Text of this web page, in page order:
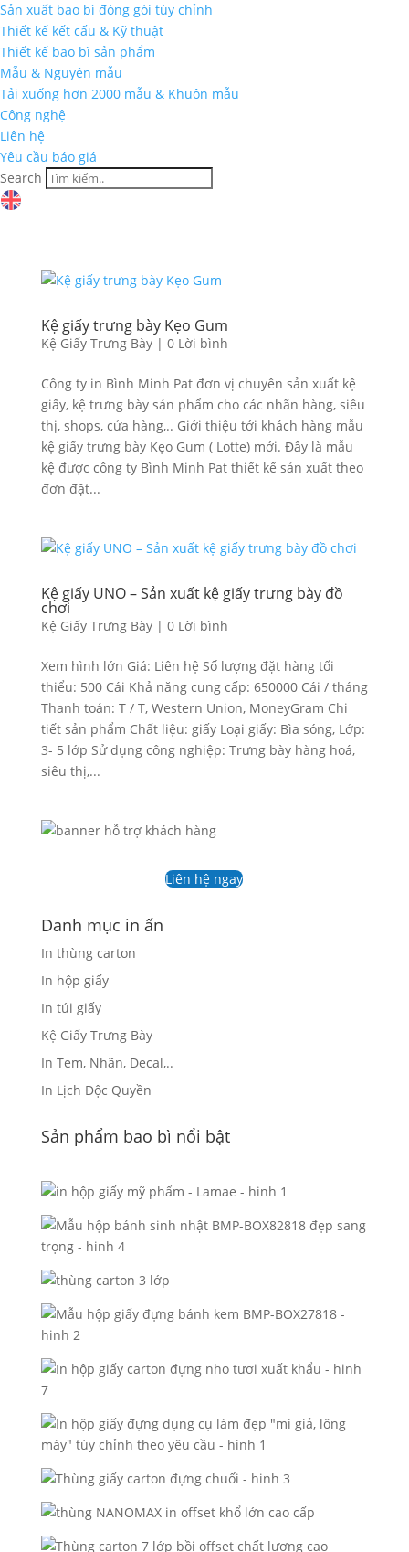
Sản xuất bao bì đóng gói tùy chỉnh
Thiết kế kết cấu & Kỹ thuật
Thiết kế bao bì sản phẩm
Mẫu & Nguyên mẫu
Tải xuống hơn 2000 mẫu & Khuôn mẫu
Công nghệ
Liên hệ
Yêu cầu báo giá
Search
Kệ giấy trưng bày Kẹo Gum
Kệ Giấy Trưng Bày| 0 Lời bình
Công ty in Bình Minh Pat đơn vị chuyên sản xuất kệ
giấy, kệ trưng bày sản phẩm cho các nhãn hàng, siêu
thị, shops, cửa hàng,.. Giới thiệu tới khách hàng mẫu
kệ giấy trưng bày Kẹo Gum ( Lotte) mới. Đây là mẫu
kệ được công ty Bình Minh Pat thiết kế sản xuất theo
đơn đặt...
Kệ giấy UNO – Sản xuất kệ giấy trưng bày đồ
chơi
Kệ Giấy Trưng Bày| 0 Lời bình
Xem hình lớn Giá: Liên hệ Số lượng đặt hàng tối
thiểu: 500 Cái Khả năng cung cấp: 650000 Cái / tháng
Thanh toán: T / T, Western Union, MoneyGram Chi
tiết sản phẩm Chất liệu: giấy Loại giấy: Bìa sóng, Lớp:
3- 5 lớp Sử dụng công nghiệp: Trưng bày hàng hoá,
siêu thị,...
Liên hệ ngay
Danh mục in ấn
In thùng carton
In hộp giấy
In túi giấy
Kệ Giấy Trưng Bày
In Tem, Nhãn, Decal,..
In Lịch Độc Quyền
Sản phẩm bao bì nổi bật